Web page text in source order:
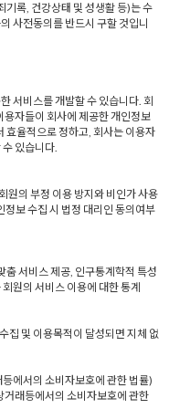
기록, 건강상태 및 성생활 등)는 수
사전동의를 반드시 구할 것입니
서비스를 개발할 수 있습니다. 회
용자들이 회사에 제공한 개인정보
효율적으로 정하고, 회사는 이용자
있습니다.
원의 부정 이용 방지와 비인가 사용
보 수집 시 법정 대리인 동의여부
춤 서비스 제공, 인구통계학적 특성
원의 서비스 이용에 대한 통계
집 및 이용목적이 달성되면 지체 없
에서의 소비자보호에 관한 법률)
거래등에서의 소비자보호에 관한